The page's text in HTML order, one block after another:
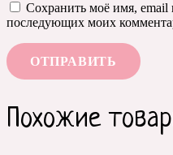
Сохранить моё имя, email
последующих моих
Похожие